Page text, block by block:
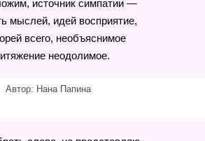
источник симпатии —
мыслей, идей восприятие,
всего, необъяснимое
неодолимое.
Автор: Нана Папина